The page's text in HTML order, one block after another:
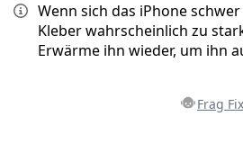
Wenn sich das iPhone
Kleber wahrscheinlich zu
Erwärme ihn wieder, um ihn
Frag